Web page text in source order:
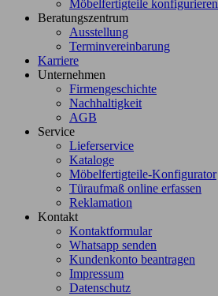
Möbelfertigteile konfigurieren
Beratungszentrum
Ausstellung
Terminvereinbarung
Karriere
Unternehmen
Firmengeschichte
Nachhaltigkeit
AGB
Service
Lieferservice
Kataloge
Möbelfertigteile-Konfigurator
Türaufmaß online erfassen
Reklamation
Kontakt
Kontaktformular
Whatsapp senden
Kundenkonto beantragen
Impressum
Datenschutz